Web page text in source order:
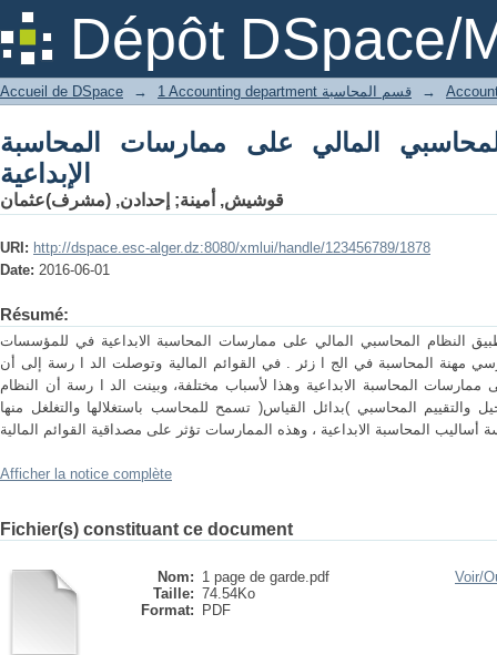
Dépôt DSpace/
المالي على ممارسات المحاسبة الإبداعية
Accueil de DSpace → 1 Accounting department قسم المحاسبة →
المالي على ممارسات المحاسبة
الإبداعية
قوشيش, أمينة; إحدادن, (مشرف)عثمان
URI: http://dspace.esc-alger.dz:8080/xmlui/handle/123456789/1878
Date: 2016-06-01
Résumé:
النظام المحاسبي المالي على ممارسات المحاسبة الابداعية في للمؤسسات
مهنة المحاسبة في الج ا زئر . في القوائم المالية وتوصلت الد ا رسة إلى أن
ممارسات المحاسبة الابداعية وهذا لأسباب مختلفة، وبينت الد ا رسة أن النظام
والتقييم المحاسبي )بدائل القياس( تسمح للمحاسب باستغلالها والتغلغل منها
Afficher la notice complète
Fichier(s) constituant ce document
Nom: 1 page de garde.pdf
Taille: 74.54Ko
Format:
PDF
Voir/